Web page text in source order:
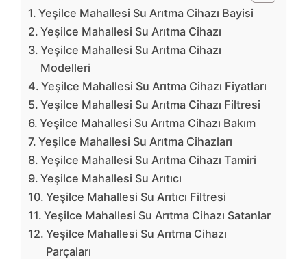
Yeşilce Mahallesi Su Arıtma Cihazı Bayisi
Yeşilce Mahallesi Su Arıtma Cihazı
Yeşilce Mahallesi Su Arıtma Cihazı
Modelleri
Yeşilce Mahallesi Su Arıtma Cihazı Fiyatları
Yeşilce Mahallesi Su Arıtma Cihazı Filtresi
Yeşilce Mahallesi Su Arıtma Cihazı Bakım
Yeşilce Mahallesi Su Arıtma Cihazları
Yeşilce Mahallesi Su Arıtma Cihazı Tamiri
Yeşilce Mahallesi Su Arıtıcı
Yeşilce Mahallesi Su Arıtıcı Filtresi
Yeşilce Mahallesi Su Arıtma Cihazı Satanlar
Yeşilce Mahallesi Su Arıtma Cihazı
Parçaları